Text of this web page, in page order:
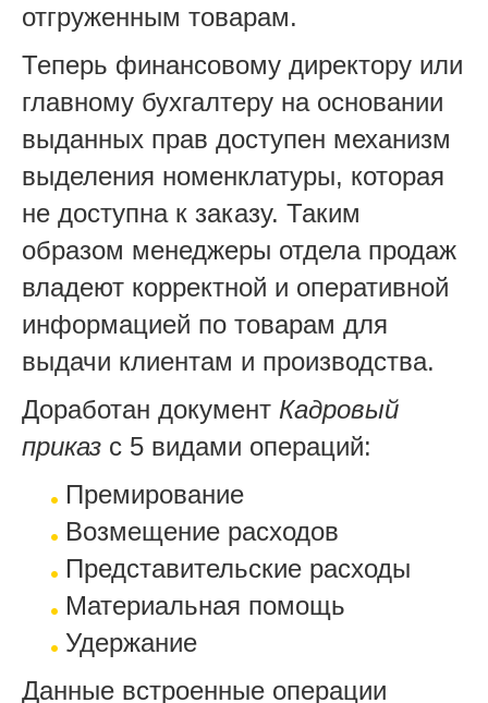
отгруженным товарам.
Теперь финансовому директору или
главному бухгалтеру на основании
выданных прав доступен механизм
выделения номенклатуры, которая
не доступна к заказу. Таким
образом менеджеры отдела продаж
владеют корректной и оперативной
информацией по товарам для
выдачи клиентам и производства.
Доработан документ Кадровый
приказ с 5 видами операций:
Премирование
Возмещение расходов
Представительские расходы
Материальная помощь
Удержание
Данные встроенные операции